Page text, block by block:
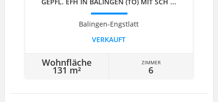
Balingen-Engstlatt
VERKAUFT
Wohnfläche
131 m²
ZIMMER
6